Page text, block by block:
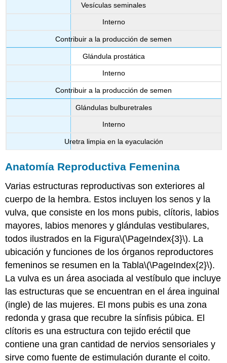
Vesículas seminales
Interno
Contribuir a la producción de semen
Glándula prostática
Interno
Contribuir a la producción de semen
Glándulas bulburetrales
Interno
Uretra limpia en la eyaculación
Anatomía Reproductiva Femenina
Varias estructuras reproductivas son exteriores al
cuerpo de la hembra. Estos incluyen los senos y la
vulva, que consiste en los mons pubis, clítoris, labios
mayores, labios menores y glándulas vestibulares,
todos ilustrados en la Figura\(\PageIndex{3}\). La
ubicación y funciones de los órganos reproductores
femeninos se resumen en la Tabla\(\PageIndex{2}\).
La vulva es un área asociada al vestíbulo que incluye
las estructuras que se encuentran en el área inguinal
(ingle) de las mujeres. El mons pubis es una zona
redonda y grasa que recubre la sínfisis púbica. El
clítoris es una estructura con tejido eréctil que
contiene una gran cantidad de nervios sensoriales y
sirve como fuente de estimulación durante el coito.